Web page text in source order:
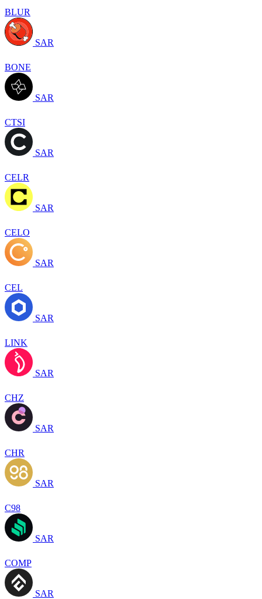
BLUR
SAR
BONE
SAR
CTSI
SAR
CELR
SAR
CELO
SAR
CEL
SAR
LINK
SAR
CHZ
SAR
CHR
SAR
C98
SAR
COMP
SAR